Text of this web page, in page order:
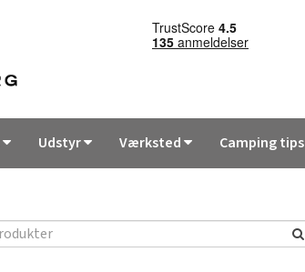
Udstyr Værksted Camping tips